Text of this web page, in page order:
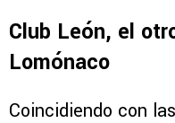
Club León, el
Lomónaco
Coincidiendo con